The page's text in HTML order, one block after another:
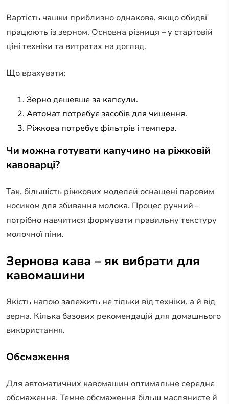
Вартість чашки приблизно однакова, якщо обидві
працюють із зерном. Основна різниця – у стартовій
ціні техніки та витратах на догляд.
Що врахувати:
Зерно дешевше за капсули.
Автомат потребує засобів для чищення.
Ріжкова потребує фільтрів і темпера.
Чи можна готувати капучино на ріжковій
кавоварці?
Так, більшість ріжкових моделей оснащені паровим
носиком для збивання молока. Процес ручний –
потрібно навчитися формувати правильну текстуру
молочної піни.
Зернова кава – як вибрати для
кавомашини
Якість напою залежить не тільки від техніки, а й від
зерна. Кілька базових рекомендацій для домашнього
використання.
Обсмаження
Для автоматичних кавомашин оптимальне середнє
обсмаження. Темне обсмаження більш маслянисте й